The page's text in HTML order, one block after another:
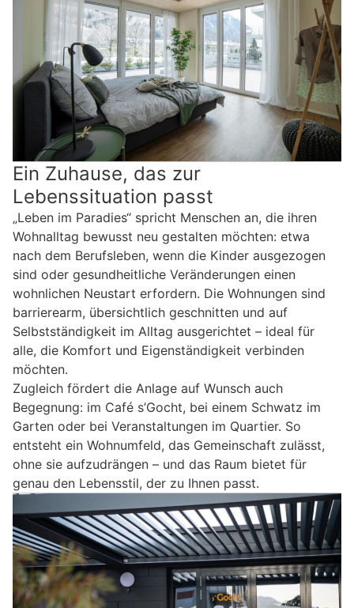
Ein Zuhause, das zur
Lebenssituation passt
„Leben im Paradies“ spricht Menschen an, die ihren
Wohnalltag bewusst neu gestalten möchten: etwa
nach dem Berufsleben, wenn die Kinder ausgezogen
sind oder gesundheitliche Veränderungen einen
wohnlichen Neustart erfordern. Die Wohnungen sind
barrierearm, übersichtlich geschnitten und auf
Selbstständigkeit im Alltag ausgerichtet – ideal für
alle, die Komfort und Eigenständigkeit verbinden
möchten.
Zugleich fördert die Anlage auf Wunsch auch
Begegnung: im Café s’Gocht, bei einem Schwatz im
Garten oder bei Veranstaltungen im Quartier. So
entsteht ein Wohnumfeld, das Gemeinschaft zulässt,
ohne sie aufzudrängen – und das Raum bietet für
genau den Lebensstil, der zu Ihnen passt.